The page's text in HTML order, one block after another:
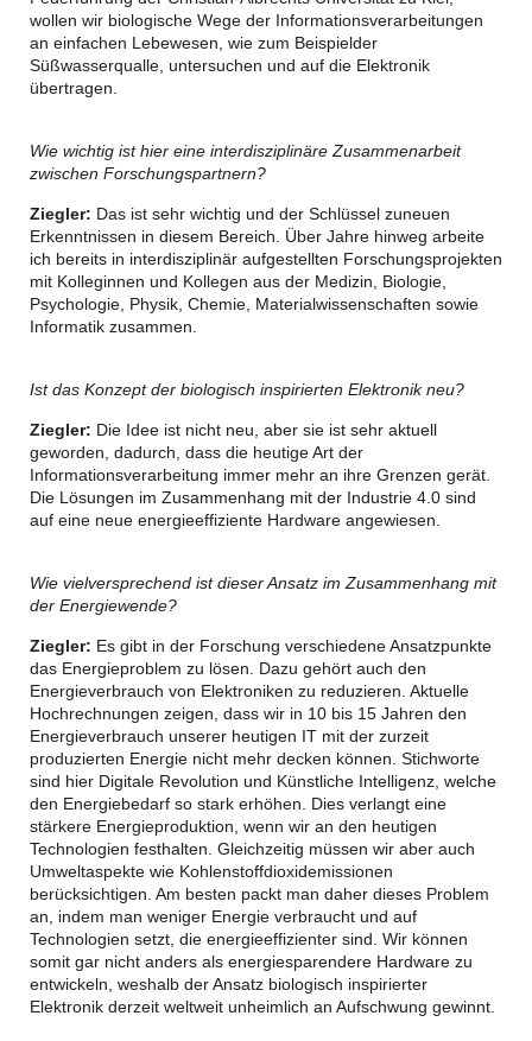
wollen wir biologische Wege der Informationsverarbeitungen
an einfachen Lebewesen, wie zum Beispielder
Süßwasserqualle, untersuchen und auf die Elektronik
übertragen.
Wie wichtig ist hier eine interdisziplinäre Zusammenarbeit
zwischen Forschungspartnern?
Ziegler: Das ist sehr wichtig und der Schlüssel zuneuen
Erkenntnissen in diesem Bereich. Über Jahre hinweg arbeite
ich bereits in interdisziplinär aufgestellten Forschungsprojekten
mit Kolleginnen und Kollegen aus der Medizin, Biologie,
Psychologie, Physik, Chemie, Materialwissenschaften sowie
Informatik zusammen.
Ist das Konzept der biologisch inspirierten Elektronik neu?
Ziegler: Die Idee ist nicht neu, aber sie ist sehr aktuell
geworden, dadurch, dass die heutige Art der
Informationsverarbeitung immer mehr an ihre Grenzen gerät.
Die Lösungen im Zusammenhang mit der Industrie 4.0 sind
auf eine neue energieeffiziente Hardware angewiesen.
Wie vielversprechend ist dieser Ansatz im Zusammenhang mit
der Energiewende?
Ziegler: Es gibt in der Forschung verschiedene Ansatzpunkte
das Energieproblem zu lösen. Dazu gehört auch den
Energieverbrauch von Elektroniken zu reduzieren. Aktuelle
Hochrechnungen zeigen, dass wir in 10 bis 15 Jahren den
Energieverbrauch unserer heutigen IT mit der zurzeit
produzierten Energie nicht mehr decken können. Stichworte
sind hier Digitale Revolution und Künstliche Intelligenz, welche
den Energiebedarf so stark erhöhen. Dies verlangt eine
stärkere Energieproduktion, wenn wir an den heutigen
Technologien festhalten. Gleichzeitig müssen wir aber auch
Umweltaspekte wie Kohlenstoffdioxidemissionen
berücksichtigen. Am besten packt man daher dieses Problem
an, indem man weniger Energie verbraucht und auf
Technologien setzt, die energieeffizienter sind. Wir können
somit gar nicht anders als energiesparendere Hardware zu
entwickeln, weshalb der Ansatz biologisch inspirierter
Elektronik derzeit weltweit unheimlich an Aufschwung gewinnt.